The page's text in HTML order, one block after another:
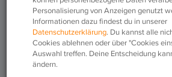
10.05.2019|